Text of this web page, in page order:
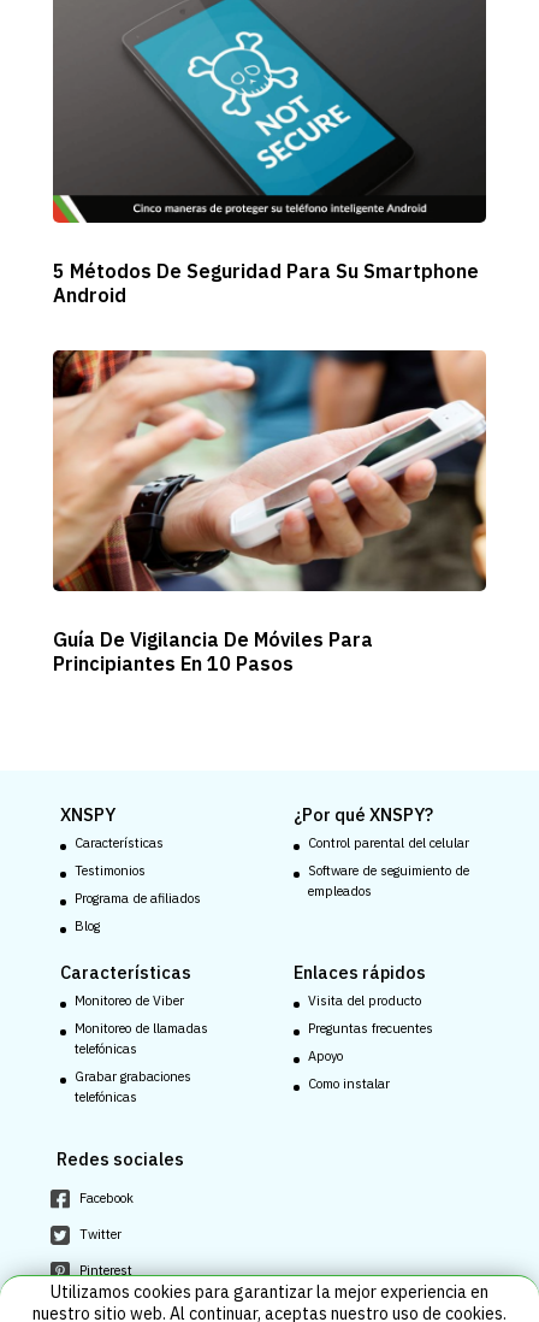
5 Métodos De Seguridad Para Su Smartphone
Android
Guía De Vigilancia De Móviles Para
Principiantes En 10 Pasos
XNSPY
Características
Testimonios
Programa de afiliados
Blog
¿Por qué XNSPY?
Control parental del celular
Software de seguimiento de
empleados
Características
Monitoreo de Viber
Monitoreo de llamadas
telefónicas
Grabar grabaciones
telefónicas
Enlaces rápidos
Visita del producto
Preguntas frecuentes
Apoyo
Como instalar
Redes sociales
Facebook
Twitter
Pinterest
Youtube
Utilizamos cookies para garantizar la mejor experiencia en
nuestro sitio web. Al continuar, aceptas nuestro uso de cookies.